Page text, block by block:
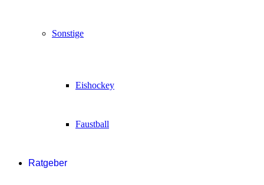
Sonstige
Eishockey
Faustball
Ratgeber